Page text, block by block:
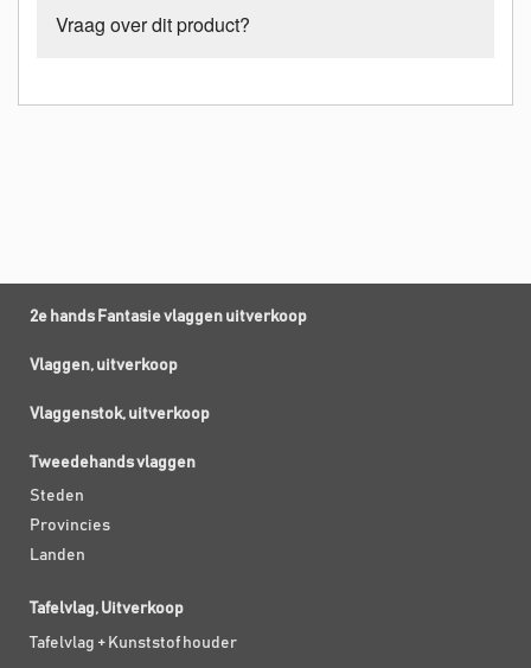
Vraag over dit product?
2e hands Fantasie vlaggen uitverkoop
Vlaggen, uitverkoop
Vlaggenstok, uitverkoop
Tweedehands vlaggen
Steden
Provincies
Landen
Tafelvlag, Uitverkoop
Tafelvlag + Kunststof houder